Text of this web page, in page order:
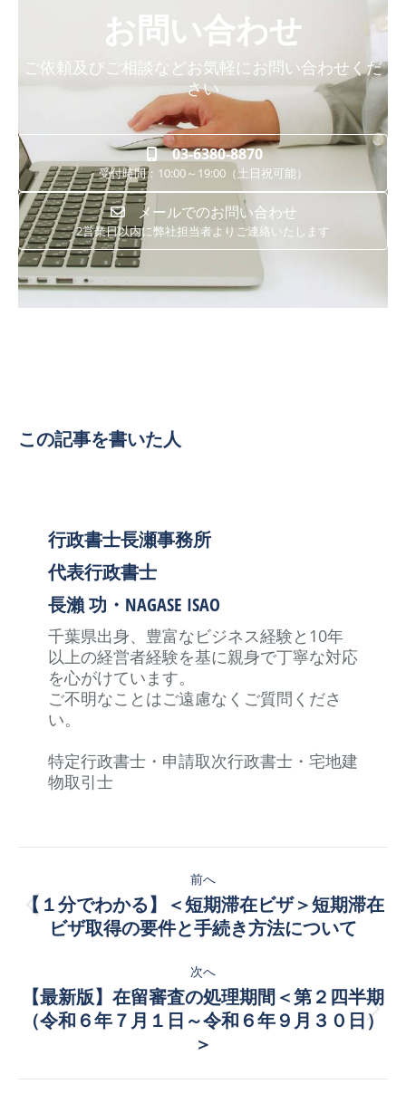
お問い合わせ
ご依頼及びご相談などお気軽にお問い合わせくだ
さい
03-6380-8870
受付時間：10:00～19:00（土日祝可能）
メールでのお問い合わせ
2営業日以内に弊社担当者よりご連絡いたします
この記事を書いた人
行政書士長瀬事務所
代表行政書士
長瀨 功・NAGASE ISAO
千葉県出身、豊富なビジネス経験と10年
以上の経営者経験を基に親身で丁寧な対応
を心がけています。
ご不明なことはご遠慮なくご質問くださ
い。
特定行政書士・申請取次行政書士・宅地建
物取引士
稿
ゲ
ー
シ
前へ
前
の
稿:
【１分でわかる】＜短期滞在ビザ＞短期滞在
ビザ取得の要件と手続き方法について
次へ
次
の
稿:
【最新版】在留審査の処理期間＜第２四半期
（令和６年７月１日～令和６年９月３０日）
＞